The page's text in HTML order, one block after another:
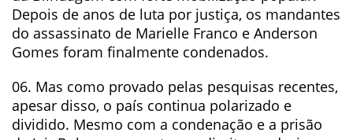
Depois de anos de luta por justiça, os mandantes
do assassinato de Marielle Franco e Anderson
Gomes foram finalmente condenados.
06. Mas como provado pelas pesquisas recentes,
apesar disso, o país continua polarizado e
dividido. Mesmo com a condenação e a prisão